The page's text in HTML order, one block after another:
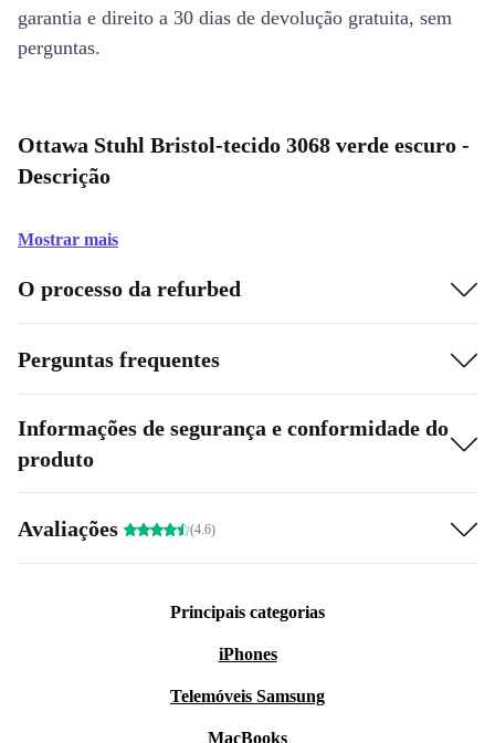
garantia e direito a 30 dias de devolução gratuita, sem
perguntas.
Ottawa Stuhl Bristol-tecido 3068 verde escuro -
Descrição
Mostrar mais
O processo da refurbed
Perguntas frequentes
Informações de segurança e conformidade do
produto
Avaliações (4.6)
Principais categorias
iPhones
Telemóveis Samsung
MacBooks